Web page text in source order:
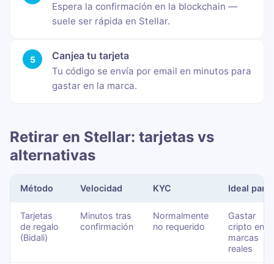
Espera la confirmación en la blockchain —
suele ser rápida en Stellar.
Canjea tu tarjeta
Tu código se envía por email en minutos para
gastar en la marca.
Retirar en Stellar: tarjetas vs
alternativas
Método Velocidad KYC Ideal para
Tarjetas
de regalo
(Bidali)
Minutos tras
confirmación
Normalmente
no requerido
Gastar
cripto en
marcas
reales